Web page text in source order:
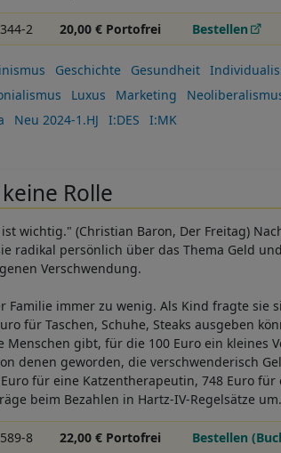
2 20,00 € Portofrei Bestellen
Geschichte Gesundheit
Luxus Marketing
Neu 2024-1.HJ I:DES I:MK
Rolle
wichtig." (Christian Baron, Der Freitag)
radikal persönlich über das Thema Geld
Verschwendung.
Familie immer zu wenig. Als Kind fragte sie
für Taschen, Schuhe, Steaks ausgeben
Menschen gibt, für die 100 Euro ein kleines
denen geworden, die verschwenderisch
Euro für eine Katzentherapeutin, 748 Euro
beim Bezahlen in Hartz-IV-Regelsätze um.
8 22,00 € Portofrei Bestellen